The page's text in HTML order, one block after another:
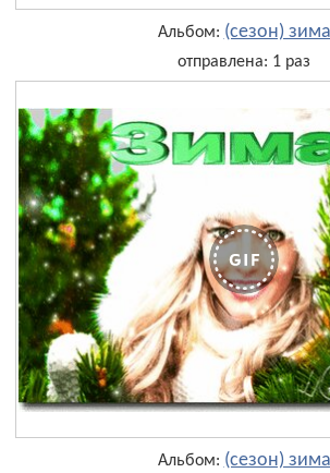
Альбом: (сезон) зима
отправлена: 1 раз
Альбом: (сезон) зима